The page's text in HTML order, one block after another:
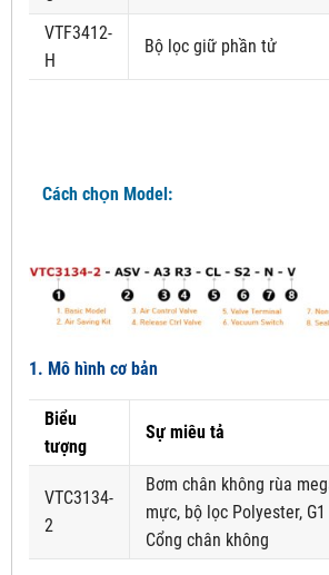
VTF3412-
H
Bộ lọc giữ phần tử
Cách chọn Model:
1. Mô hình cơ bản
Biểu
tượng
Sự miêu tả
VTC3134-
2
Bơm chân không rùa
mực, bộ lọc Polyester,
Cổng chân không